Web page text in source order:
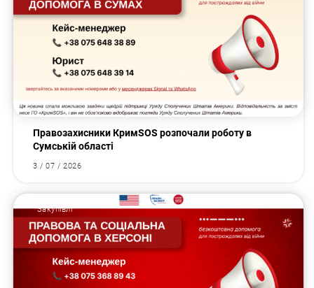
Правозахисники КримSOS розпочали роботу в
Сумській області
3 / 07 / 2026
Закупівлі